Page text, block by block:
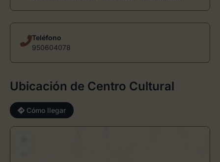
Teléfono
950604078
Ubicación de Centro Cultural
Cómo llegar